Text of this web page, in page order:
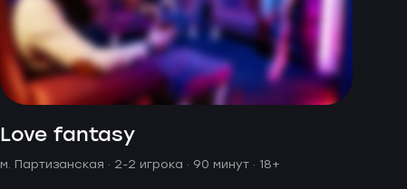
Love fantasy
м. Партизанская · 2-2 игрока · 90 минут · 18+